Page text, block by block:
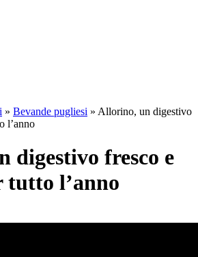
» Bevande pugliesi » Allorino, un digestivo
l’anno
digestivo fresco e
tutto l’anno